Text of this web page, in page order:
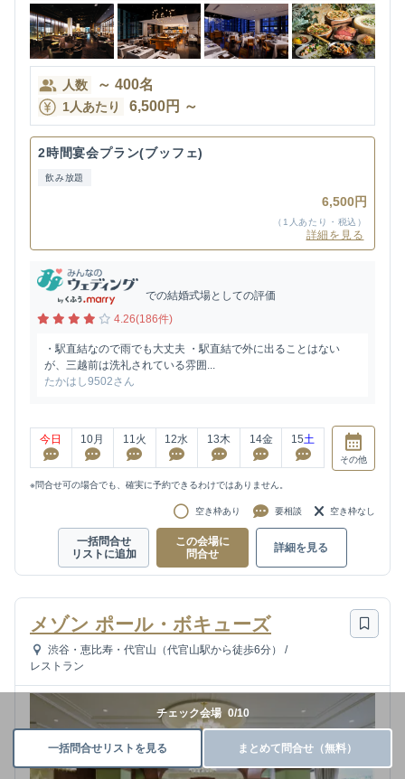
人数 ～ 400名
1人あたり 6,500円 ～
2時間宴会プラン(ブッフェ)
飲み放題
6,500円
（1人あたり・税込）
詳細を見る
での結婚式場としての評価
4.26(186件)
・駅直結なので雨でも大丈夫 ・駅直結で外に出ることはない
が、三越前は洗礼されている雰囲...
たかはし9502さん
今日 10月 11火 12水 13木 14金 15土
その他
※問合せ可の場合でも、確実に予約できるわけではありません。
空き枠あり 要相談 空き枠なし
一括問合せ
リストに追加
この会場に
問合せ
詳細を見る
メゾン ポール・ボキューズ
渋谷・恵比寿・代官山（代官山駅から徒歩6分）
/
レストラン
チェック会場 0/10
一括問合せリストを見る まとめて問合せ（無料）